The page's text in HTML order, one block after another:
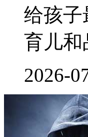
给孩子
育儿和
2026-